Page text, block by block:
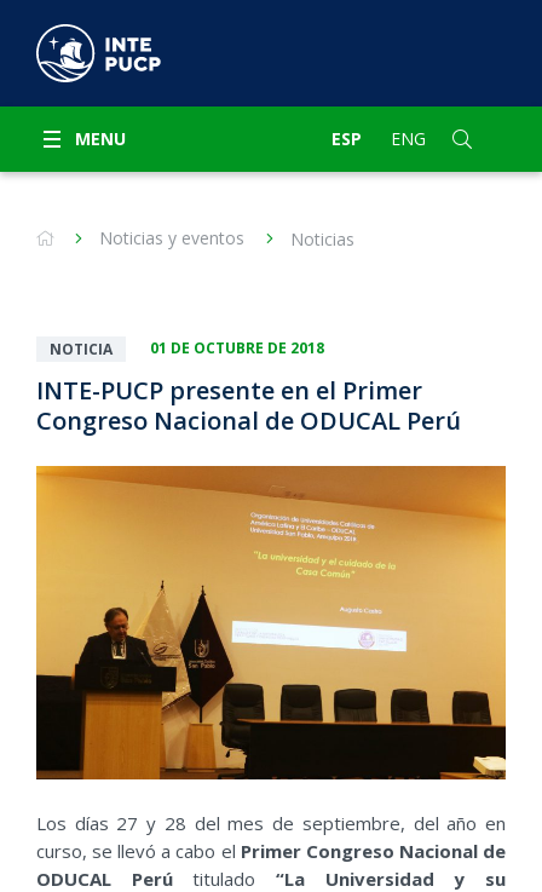
MENU ESP ENG
Noticias y eventos Noticias
NOTICIA 01 DE OCTUBRE DE 2018
INTE-PUCP presente en el Primer
Congreso Nacional de ODUCAL Perú
Los días 27 y 28 del mes de septiembre, del año en
curso, se llevó a cabo el Primer Congreso Nacional de
ODUCAL Perútitulado“La Universidad y su